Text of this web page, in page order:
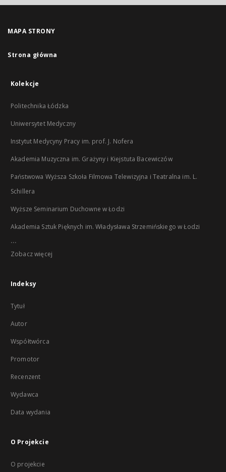
MAPA STRONY
Strona główna
Kolekcje
Politechnika Łódzka
Uniwersytet Medyczny
Instytut Medycyny Pracy im. prof. J. Nofera
Akademia Muzyczna im. Grażyny i Kiejstuta Bacewiczów
Państwowa Wyższa Szkoła Filmowa Telewizyjna i Teatralna im. L.
Schillera
Wyższe Seminarium Duchowne w Łodzi
Akademia Sztuk Pięknych im. Władysława Strzemińskiego w Łodzi
...
Zobacz więcej
Indeksy
Tytuł
Autor
Współtwórca
Promotor
Recenzent
Wydawca
Data wydania
O Projekcie
O projekcie